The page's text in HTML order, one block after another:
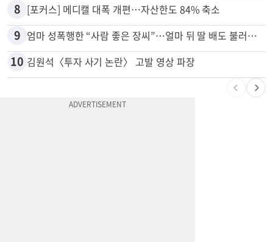
8 [포커스] 메디캘 대폭 개편…자산한도 84% 축소
9 엄마 성폭행한 “사람 좋은 장씨”…얼마 뒤 딸 배도 불러왔다
10 김원석〈투자 사기 논란〉 고발 영상 파장